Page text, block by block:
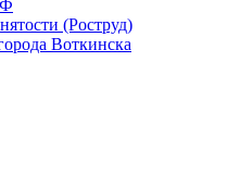
(Роструд)
Воткинска